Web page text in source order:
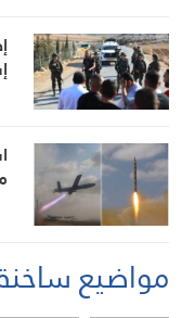
مواضيع